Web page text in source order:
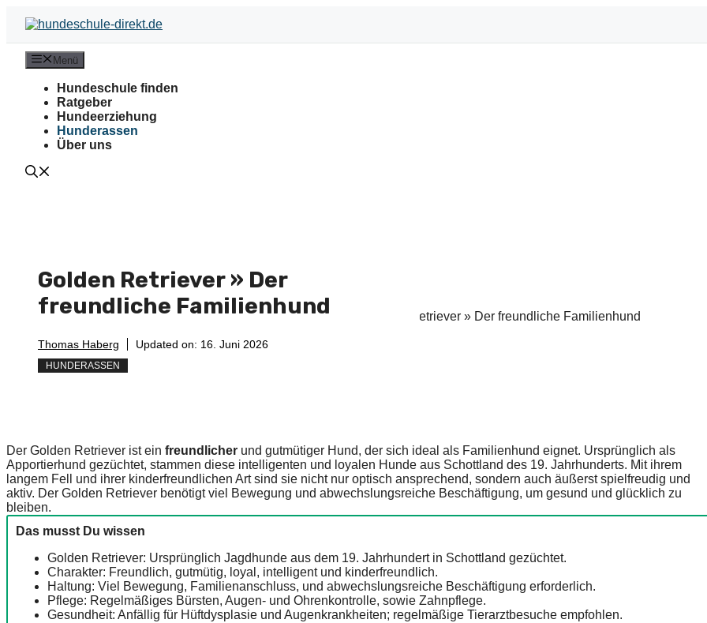
Inhalt
springen
Menü
Hundeschule finden
Ratgeber
Hundeerziehung
Hunderassen
Über uns
Golden Retriever » Der
freundliche Familienhund
Thomas Haberg Updated on: 16. Juni 2026
HUNDERASSEN
Der Golden Retriever ist ein freundlicher und gutmütiger Hund, der sich ideal als Familienhund eignet. Ursprünglich als
Apportierhund gezüchtet, stammen diese intelligenten und loyalen Hunde aus Schottland des 19. Jahrhunderts. Mit ihrem
langem Fell und ihrer kinderfreundlichen Art sind sie nicht nur optisch ansprechend, sondern auch äußerst spielfreudig und
aktiv. Der Golden Retriever benötigt viel Bewegung und abwechslungsreiche Beschäftigung, um gesund und glücklich zu
bleiben.
Das musst Du wissen
Golden Retriever: Ursprünglich Jagdhunde aus dem 19. Jahrhundert in Schottland gezüchtet.
Charakter: Freundlich, gutmütig, loyal, intelligent und kinderfreundlich.
Haltung: Viel Bewegung, Familienanschluss, und abwechslungsreiche Beschäftigung erforderlich.
Pflege: Regelmäßiges Bürsten, Augen- und Ohrenkontrolle, sowie Zahnpflege.
Gesundheit: Anfällig für Hüftdysplasie und Augenkrankheiten; regelmäßige Tierarztbesuche empfohlen.